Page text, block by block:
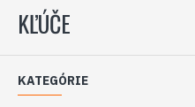
KĽÚČE
KATEGÓRIE